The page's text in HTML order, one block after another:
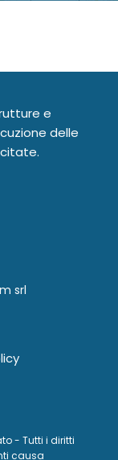
e
delle
srl
- Tutti i diritti
causa